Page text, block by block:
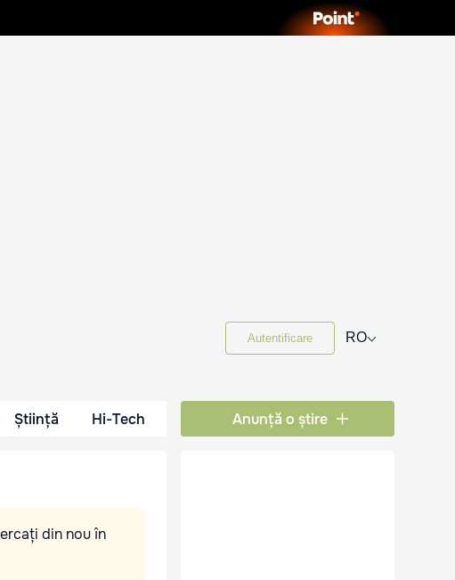
Autentificare RO⌵
Știință Hi-Tech Anunță o știre
din nou în